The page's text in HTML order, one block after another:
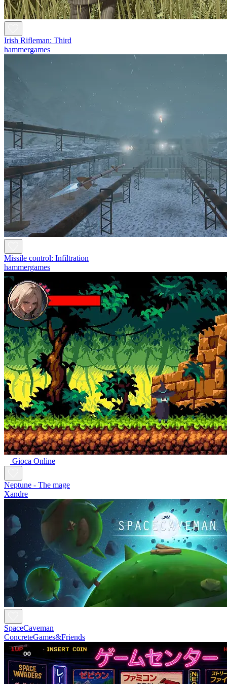
Irish Rifleman: Third
hammergames
Missile control: Infiltration
hammergames
Gioca Online
Neptune - The mage
Xandre
SpaceCaveman
ConcreteGames&Friends